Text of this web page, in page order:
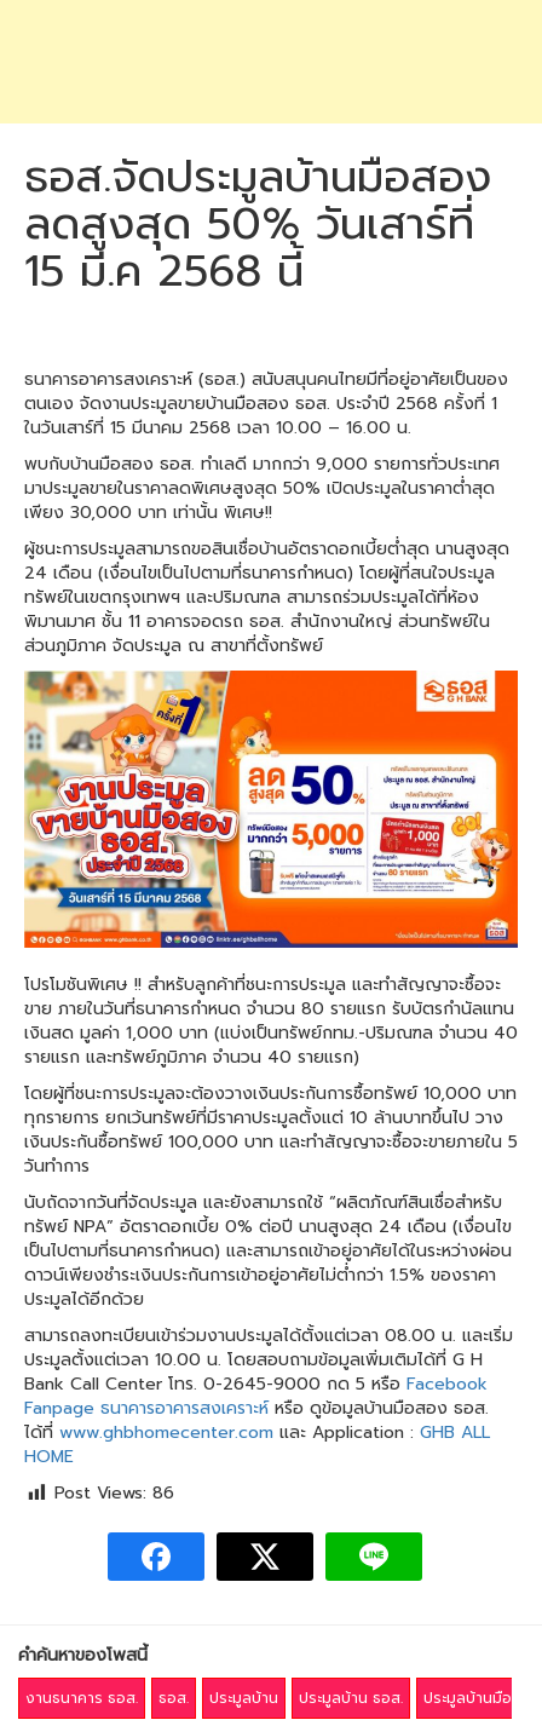
ธอส.จัดประมูลบ้านมือสอง
ลดสูงสุด 50% วันเสาร์ที่
15 มี.ค 2568 นี้
ธนาคารอาคารสงเคราะห์ (ธอส.) สนับสนุนคนไทยมีที่อยู่อาศัยเป็นของ
ตนเอง จัดงานประมูลขายบ้านมือสอง ธอส. ประจำปี 2568 ครั้งที่ 1
ในวันเสาร์ที่ 15 มีนาคม 2568 เวลา 10.00 – 16.00 น.
พบกับบ้านมือสอง ธอส. ทำเลดี มากกว่า 9,000 รายการทั่วประเทศ
มาประมูลขายในราคาลดพิเศษสูงสุด 50% เปิดประมูลในราคาต่ำสุด
เพียง 30,000 บาท เท่านั้น พิเศษ!!
ผู้ชนะการประมูลสามารถขอสินเชื่อบ้านอัตราดอกเบี้ยต่ำสุด นานสูงสุด
24 เดือน (เงื่อนไขเป็นไปตามที่ธนาคารกำหนด) โดยผู้ที่สนใจประมูล
ทรัพย์ในเขตกรุงเทพฯ และปริมณฑล สามารถร่วมประมูลได้ที่ห้อง
พิมานมาศ ชั้น 11 อาคารจอดรถ ธอส. สำนักงานใหญ่ ส่วนทรัพย์ใน
ส่วนภูมิภาค จัดประมูล ณ สาขาที่ตั้งทรัพย์
โปรโมชันพิเศษ !! สำหรับลูกค้าที่ชนะการประมูล และทำสัญญาจะซื้อจะ
ขาย ภายในวันที่ธนาคารกำหนด จำนวน 80 รายแรก รับบัตรกำนัลแทน
เงินสด มูลค่า 1,000 บาท (แบ่งเป็นทรัพย์กทม.-ปริมณฑล จำนวน 40
รายแรก และทรัพย์ภูมิภาค จำนวน 40 รายแรก)
โดยผู้ที่ชนะการประมูลจะต้องวางเงินประกันการซื้อทรัพย์ 10,000 บาท
ทุกรายการ ยกเว้นทรัพย์ที่มีราคาประมูลตั้งแต่ 10 ล้านบาทขึ้นไป วาง
เงินประกันซื้อทรัพย์ 100,000 บาท และทำสัญญาจะซื้อจะขายภายใน 5
วันทำการ
นับถัดจากวันที่จัดประมูล และยังสามารถใช้ “ผลิตภัณฑ์สินเชื่อสำหรับ
ทรัพย์ NPA” อัตราดอกเบี้ย 0% ต่อปี นานสูงสุด 24 เดือน (เงื่อนไข
เป็นไปตามที่ธนาคารกำหนด) และสามารถเข้าอยู่อาศัยได้ในระหว่างผ่อน
ดาวน์เพียงชำระเงินประกันการเข้าอยู่อาศัยไม่ต่ำกว่า 1.5% ของราคา
ประมูลได้อีกด้วย
สามารถลงทะเบียนเข้าร่วมงานประมูลได้ตั้งแต่เวลา 08.00 น. และเริ่ม
ประมูลตั้งแต่เวลา 10.00 น. โดยสอบถามข้อมูลเพิ่มเติมได้ที่ G H
Bank Call Center โทร. 0-2645-9000 กด 5 หรือ Facebook
Fanpage ธนาคารอาคารสงเคราะห์หรือ ดูข้อมูลบ้านมือสอง ธอส.
ได้ที่ www.ghbhomecenter.com และ Application : GHB ALL
HOME
Post Views: 86
คำค้นหาของโพสนี้
งานธนาคาร ธอส. ธอส. ประมูลบ้าน ประมูลบ้าน ธอส.
ประมูลบ้านมือ